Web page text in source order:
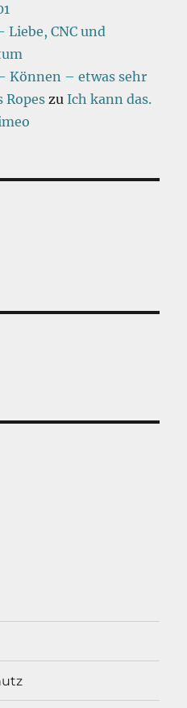
Liebe, CNC und
Können – etwas sehr
Ropes zuIch kann das.